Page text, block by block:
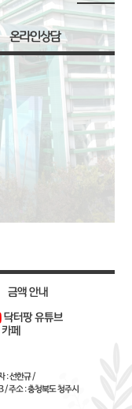
온라인상담
금액 안내
닥터팡 유튜브
페
: 선한규 /
주소 : 충청북도 청주시